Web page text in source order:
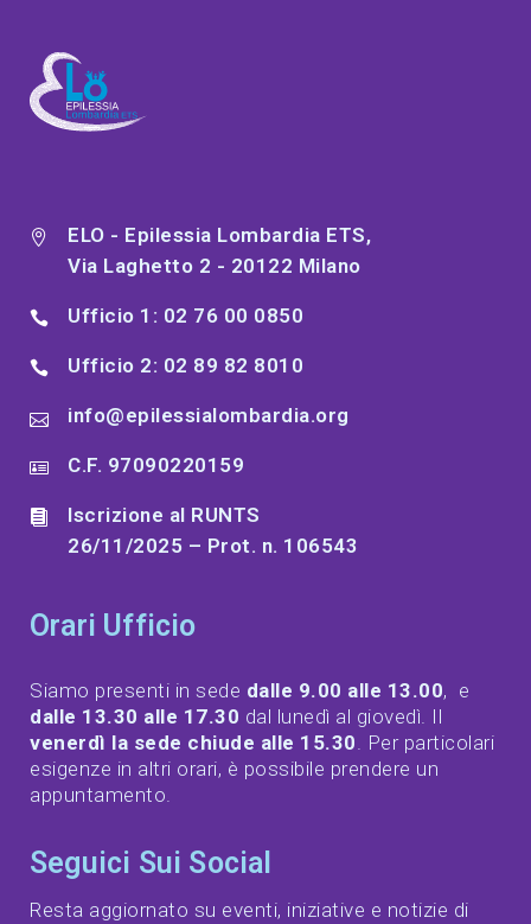
ELO - Epilessia Lombardia ETS,
Via Laghetto 2 - 20122 Milano
Ufficio 1: 02 76 00 0850
Ufficio 2: 02 89 82 8010
info@epilessialombardia.org
C.F. 97090220159
Iscrizione al RUNTS
26/11/2025 – Prot. n. 106543
Orari Ufficio
Siamo presenti in sede dalle 9.00 alle 13.00, e
dalle 13.30 alle 17.30 dal lunedì al giovedì. Il
venerdì la sede chiude alle 15.30 . Per particolari
esigenze in altri orari, è possibile prendere un
appuntamento.
Seguici Sui Social
Resta aggiornato su eventi, iniziative e notizie di